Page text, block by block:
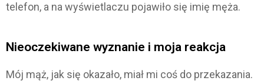
telefon, a na wyświetlaczu pojawiło się imię męża.
Nieoczekiwane wyznanie i moja reakcja
Mój mąż, jak się okazało, miał mi coś do przekazania.